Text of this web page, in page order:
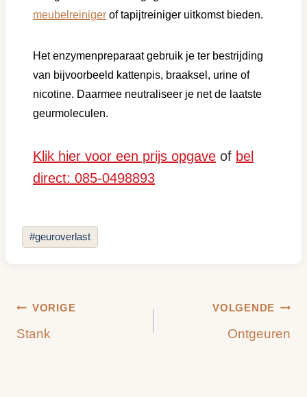
meubelreiniger of tapijtreiniger uitkomst bieden.
Het enzymenpreparaat gebruik je ter bestrijding
van bijvoorbeeld kattenpis, braaksel, urine of
nicotine. Daarmee neutraliseer je net de laatste
geurmoleculen.
Klik hier voor een prijs opgave of bel
direct: 085-0498893
Bericht
tags:
#geuroverlast
Bericht
navigatie
VORIGE
Stank
VOLGENDE
Ontgeuren